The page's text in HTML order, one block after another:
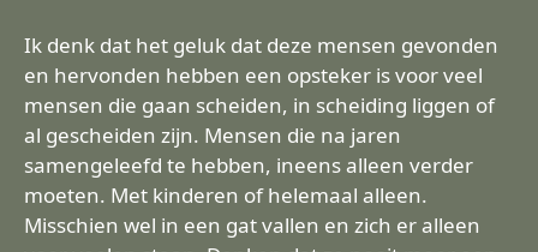
Ik denk dat het geluk dat deze mensen gevonden
en hervonden hebben een opsteker is voor veel
mensen die gaan scheiden, in scheiding liggen of
al gescheiden zijn. Mensen die na jaren
samengeleefd te hebben, ineens alleen verder
moeten. Met kinderen of helemaal alleen.
Misschien wel in een gat vallen en zich er alleen